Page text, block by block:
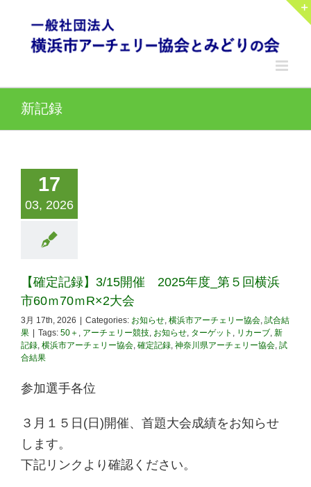
content
新記録
17
03, 2026
【確定記録】3/15開催 2025年度_第５回横浜
市60ｍ70ｍR×2大会
3月 17th, 2026 Categories: お知らせ, 横浜市アーチェリー協会, 試合結
果
Tags: 50＋ , アーチェリー競技, お知らせ, ターゲット , リカーブ, 新
記録, 横浜市アーチェリー協会, 確定記録, 神奈川県アーチェリー協会, 試
合結果
参加選手各位
３月１５日(日)開催、首題大会成績をお知らせ
します。
下記リンクより確認ください。